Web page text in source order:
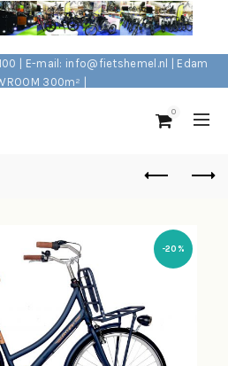
| E-mail: info@fietshemel.nl | Edam
300m² |
0
-20%